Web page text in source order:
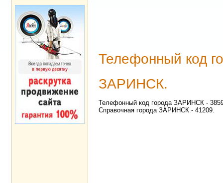
Телефонный код
ЗАРИНСК.
Телефонный код города ЗАРИНСК -
Справочная города ЗАРИНСК - 41209.